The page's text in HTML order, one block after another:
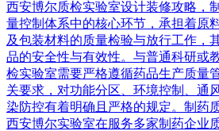
西安博尔质检实验室设计装修攻略，
量控制体系中的核心环节，承担着原
及包装材料的质量检验与放行工作，
品的安全性与有效性。与普通科研或
检实验室需要严格遵循药品生产质量
关要求，对功能分区、环境控制、通
染防控有着明确且严格的规定。制药
西安博尔实验室在服务多家制药企业